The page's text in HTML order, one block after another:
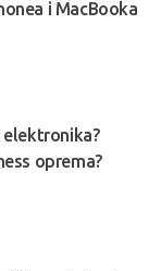
i MacBooka
elektronika?
oprema?